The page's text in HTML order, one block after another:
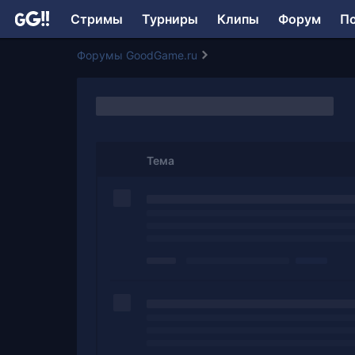
Стримы Турниры Клипы Форум
Форумы GoodGame.ru
Тема